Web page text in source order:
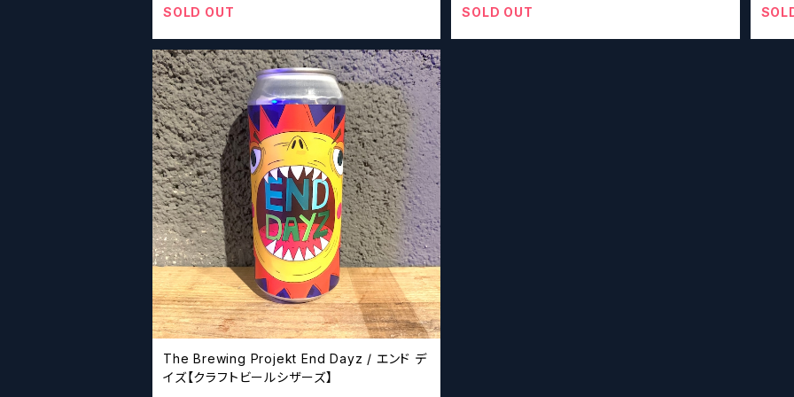
SOLD OUT
ズ】
SOLD OUT
The Brewing Projekt End Dayz / エンド デ
イズ【クラフトビールシザーズ】